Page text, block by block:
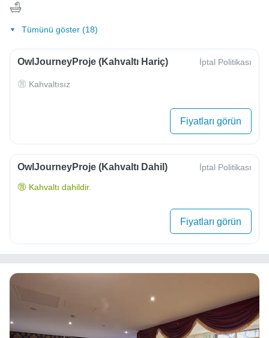
Tümünü göster (18)
OwlJourneyProje (Kahvaltı Hariç) İptal Politikası
Kahvaltısız
Fiyatları görün
OwlJourneyProje (Kahvaltı Dahil) İptal Politikası
Kahvaltı dahildir.
Fiyatları görün